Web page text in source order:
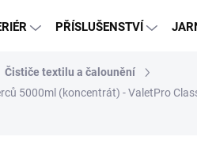
PŘÍSLUŠENSTVÍ
Čističe textilu a čalounění
5000ml (koncentrát) - ValetPro